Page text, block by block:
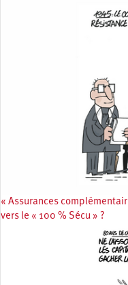
« Assurances
vers le « 100 % Sécu » ?